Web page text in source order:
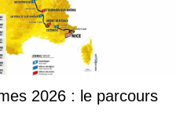
2026 : le parcours